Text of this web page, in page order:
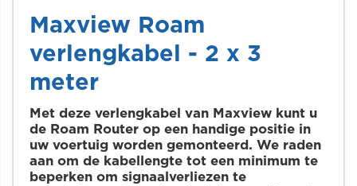
Maxview Roam
verlengkabel - 2 x 3
meter
Met deze verlengkabel van Maxview kunt u
de Roam Router op een handige positie in
uw voertuig worden gemonteerd. We raden
aan om de kabellengte tot een minimum te
beperken om signaalverliezen te